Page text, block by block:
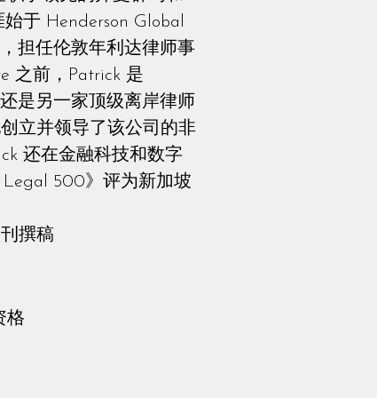
于 Henderson Global
担任伦敦年利达律师事
之前，Patrick 是
是另一家顶级离岸律师
立并领导了该公司的非
还在金融科技和数字
500》评为新加坡
撰稿
格